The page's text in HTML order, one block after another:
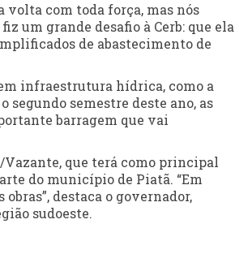
volta com toda força, mas nós
um grande desafio à Cerb: que ela
de abastecimento de
infraestrutura hídrica, como a
segundo semestre deste ano, as
barragem que vai
Vazante, que terá como principal
do município de Piatã. “Em
destaca o governador,
sudoeste.